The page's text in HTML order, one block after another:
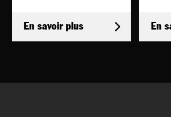
En savoir plus En